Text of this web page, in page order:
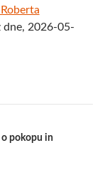
2026-05-
o pokopu in